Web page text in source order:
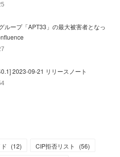
ループ「APT33」の最大被害者となっ
2023-09-21 リリースノート
(12) CIP拒否リスト (56)